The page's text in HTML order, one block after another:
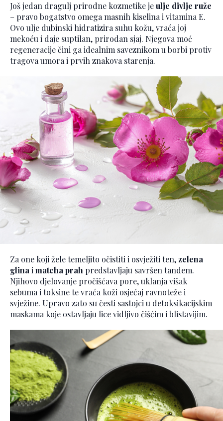
Još jedan dragulj prirodne kozmetike jeulje divlje ruže
– pravo bogatstvo omega masnih kiselina i vitamina E.
Ovo ulje dubinski hidratizira suhu kožu, vraća joj
mekoću i daje suptilan, prirodan sjaj. Njegova moć
regeneracije čini ga idealnim saveznikom u borbi protiv
tragova umora i prvih znakova starenja.
Za one koji žele temeljito očistiti i osvježiti ten, zelena
glinaimatchaprah predstavljaju savršen tandem.
Njihovo djelovanje pročišćava pore, uklanja višak
sebuma i toksine te vraća koži osjećaj ravnoteže i
svježine. Upravo zato su česti sastojci u detoksikacijskim
maskama koje ostavljaju lice vidljivo čišćim i blistavijim.